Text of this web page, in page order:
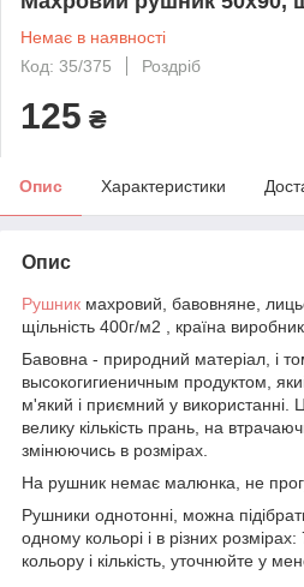
Немає в наявності
Код: 35/375
Роздріб
125 ₴
Опис Характеристики
Опис
Рушник махровий, бавовняне,
щільність 400г/м2 , країна
Бавовна - природний матеріал, і
высокогигиеничным продуктом,
м'який і приємний у використанні.
велику кількість прань, на
змінюючись в розмірах.
На рушник немає малюнка, не
Рушники однотонні, можна
одному кольорі і в різних
кольору і кількість, уточнюйте у